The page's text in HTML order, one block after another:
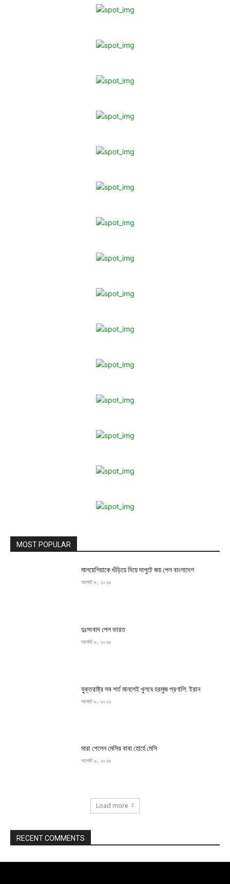
MOST POPULAR
মালয়েশিয়াকে গুঁড়িয়ে দিয়ে দাপুটে জয় পেল বাংলাদেশ
আগস্ট ৮, ২০২৬
দুঃসংবাদ পেল ভারত
আগস্ট ৮, ২০২৬
যুক্তরাষ্ট্র সব শর্ত মানলেই খুলবে হরমুজ প্রণালি: ইরান
আগস্ট ৮, ২০২৬
মারা গেলেন মেসির বাবা হোর্হে মেসি
আগস্ট ৮, ২০২৬
Load more
RECENT COMMENTS